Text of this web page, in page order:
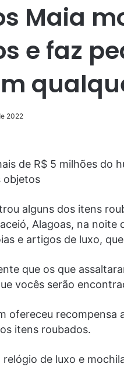
Maia
e faz
2022
de R$ 5 milhões do
objetos
alguns dos itens
Alagoas, na noite
e artigos de luxo,
que os que
vocês serão
ofereceu recompensa
itens roubados.
relógio de luxo e